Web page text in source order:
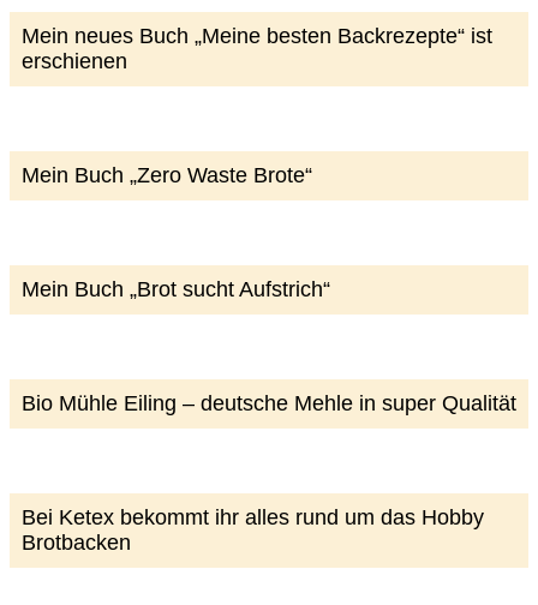
Mein neues Buch „Meine besten Backrezepte“ ist
erschienen
Mein Buch „Zero Waste Brote“
Mein Buch „Brot sucht Aufstrich“
Bio Mühle Eiling – deutsche Mehle in super Qualität
Bei Ketex bekommt ihr alles rund um das Hobby
Brotbacken